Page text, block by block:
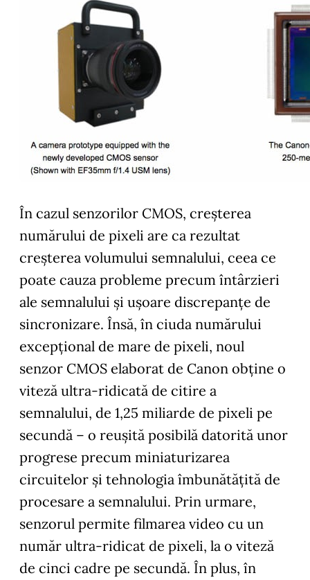
În cazul senzorilor CMOS, creșterea
numărului de pixeli are ca rezultat
creșterea volumului semnalului, ceea ce
poate cauza probleme precum întârzieri
ale semnalului și ușoare discrepanțe de
sincronizare. Însă, în ciuda numărului
excepțional de mare de pixeli, noul
senzor CMOS elaborat de Canon obține o
viteză ultra-ridicată de citire a
semnalului, de 1,25 miliarde de pixeli pe
secundă – o reușită posibilă datorită unor
progrese precum miniaturizarea
circuitelor și tehnologia îmbunătățită de
procesare a semnalului. Prin urmare,
senzorul permite filmarea video cu un
număr ultra-ridicat de pixeli, la o viteză
de cinci cadre pe secundă. În plus, în